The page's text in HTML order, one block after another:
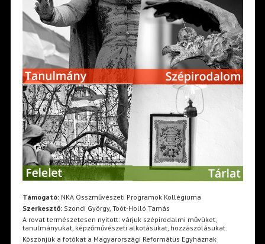
Támogató:NKA Összművészeti Programok Kollégiuma
Szerkesztő:Szondi György, Toót-Holló Tamás
A rovat természetesen nyitott: várjuk szépirodalmi művüket,
tanulmányukat, képzőművészeti alkotásukat, hozzászólásukat.
Köszönjük a fotókat a Magyarországi Református Egyháznak